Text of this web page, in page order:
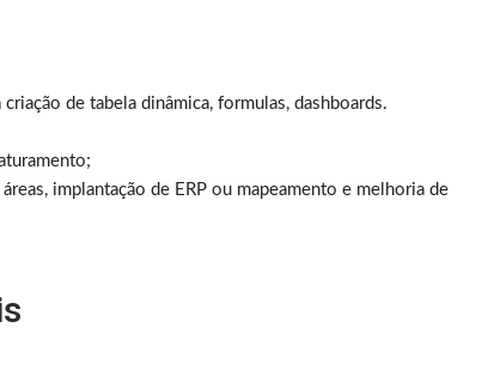
de tabela dinâmica, formulas, dashboards.
implantação de ERP ou mapeamento e melhoria de